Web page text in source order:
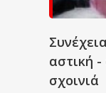
αστική
σχοινιά